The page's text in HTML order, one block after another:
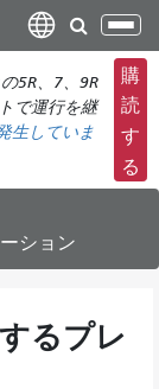
ナ
ビ
ゲ
ー
シ
ョ
切
替
5R、7、9R
で運行を継
生していま
購
読
す
る
ション
るプレ